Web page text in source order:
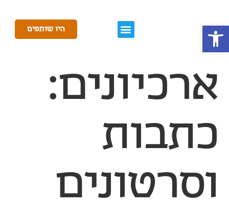
פתח סרגל נגישות היו שותפים
ארכיונים:
כתבות
וסרטונים